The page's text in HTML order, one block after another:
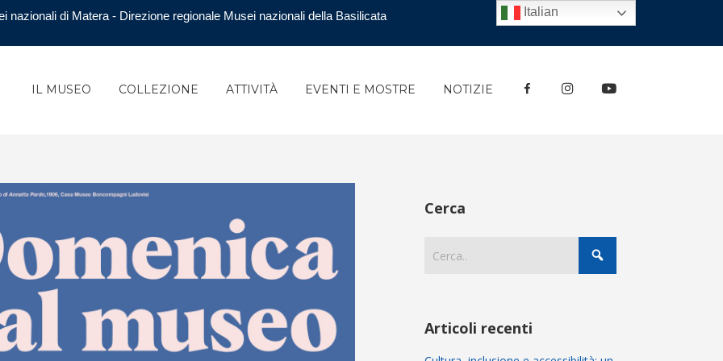
nazionali di Matera - Direzione regionale Musei nazionali della Basilicata
IL MUSEO COLLEZIONE ATTIVITÀ EVENTI E MOSTRE NOTIZIE FACEBOOKINSTAGRAMYOUTUBE
Cerca
Articoli recenti
Italian